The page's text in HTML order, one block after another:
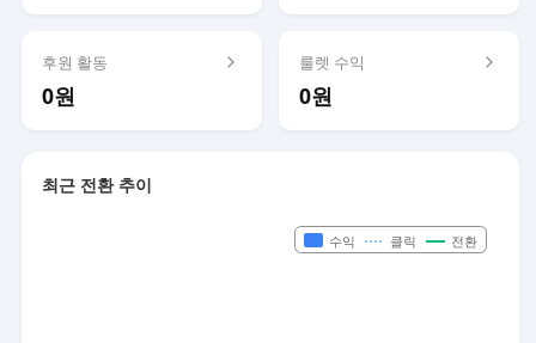
후원 활동
0원
룰렛 수익
0원
최근 전환 추이